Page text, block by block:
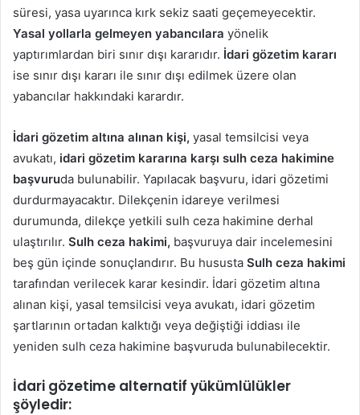
süresi, yasa uyarınca kırk sekiz saati geçemeyecektir.
Yasal yollarla gelmeyen yabancılara yönelik
yaptırımlardan biri sınır dışı kararıdır. İdari gözetim kararı
ise sınır dışı kararı ile sınır dışı edilmek üzere olan
yabancılar hakkındaki karardır.
İdari gözetim altına alınan kişi, yasal temsilcisi veya
avukatı, idari gözetim kararına karşı sulh ceza hakimine
başvuruda bulunabilir. Yapılacak başvuru, idari gözetimi
durdurmayacaktır. Dilekçenin idareye verilmesi
durumunda, dilekçe yetkili sulh ceza hakimine derhal
ulaştırılır. Sulh ceza hakimi, başvuruya dair incelemesini
beş gün içinde sonuçlandırır. Bu hususta Sulh ceza hakimi
tarafından verilecek karar kesindir. İdari gözetim altına
alınan kişi, yasal temsilcisi veya avukatı, idari gözetim
şartlarının ortadan kalktığı veya değiştiği iddiası ile
yeniden sulh ceza hakimine başvuruda bulunabilecektir.
İdari gözetime alternatif yükümlülükler
şöyledir: